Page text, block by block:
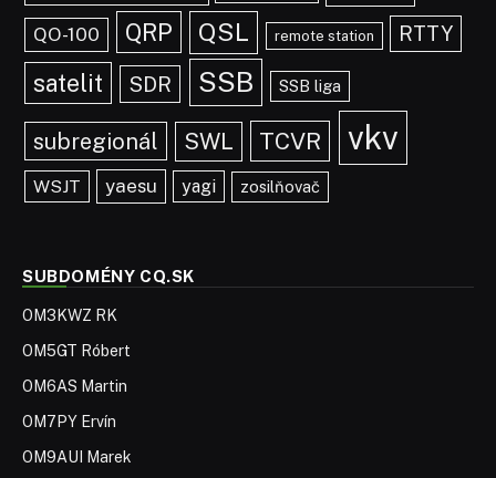
QO-100 QRP QSL remote station RTTY
satelit SDR SSB SSB liga
subregionál SWL TCVR vkv
WSJT yaesu yagi zosilňovač
SUBDOMÉNY CQ.SK
OM3KWZ RK
OM5GT Róbert
OM6AS Martin
OM7PY Ervín
OM9AUI Marek